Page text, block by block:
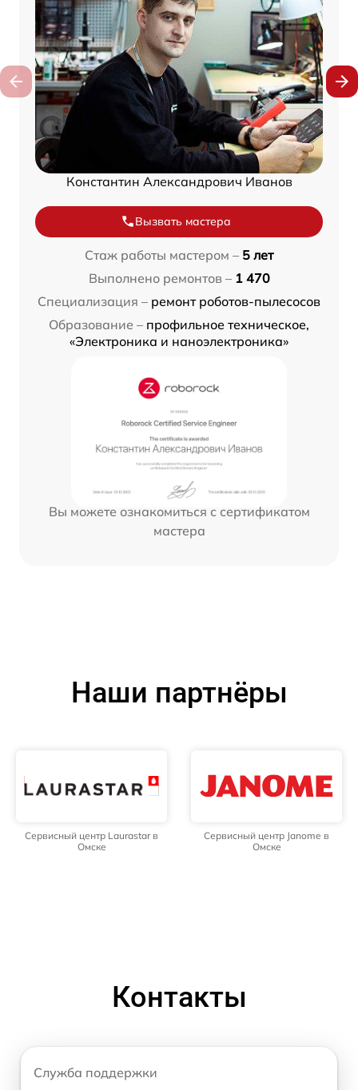
Константин Александрович Иванов
Вызвать мастера
Стаж работы мастером – 5 лет
Выполнено ремонтов – 1 470
Специализация – ремонт роботов-пылесосов
Образование – профильное техническое,
«Электроника и наноэлектроника»
Вы можете ознакомиться с сертификатом
мастера
Наши партнёры
Сервисный центр Laurastar в
Омске
Сервисный центр Janome в
Омске
Контакты
Служба поддержки